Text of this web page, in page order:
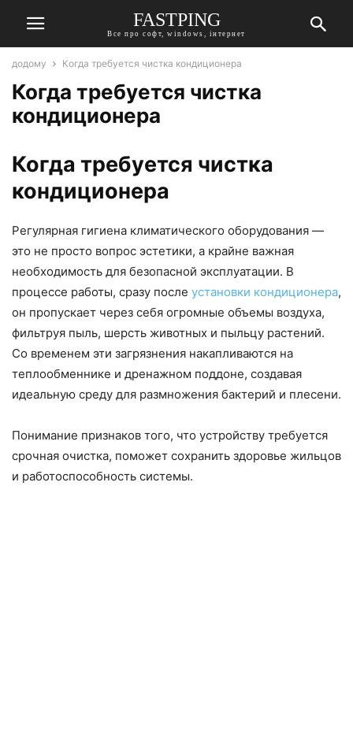
FASTPING
Все про софт, windows, інтернет
додому Когда требуется чистка кондиционера
Когда требуется чистка
кондиционера
Когда требуется чистка
кондиционера
Регулярная гигиена климатического оборудования —
это не просто вопрос эстетики, а крайне важная
необходимость для безопасной эксплуатации. В
процессе работы, сразу после установки кондиционера,
он пропускает через себя огромные объемы воздуха,
фильтруя пыль, шерсть животных и пыльцу растений.
Со временем эти загрязнения накапливаются на
теплообменнике и дренажном поддоне, создавая
идеальную среду для размножения бактерий и плесени.
Понимание признаков того, что устройству требуется
срочная очистка, поможет сохранить здоровье жильцов
и работоспособность системы.